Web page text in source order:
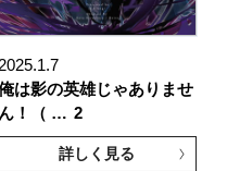
2025.1.7
は影の英雄じゃありませ
ん！（ … 2
詳しく見る